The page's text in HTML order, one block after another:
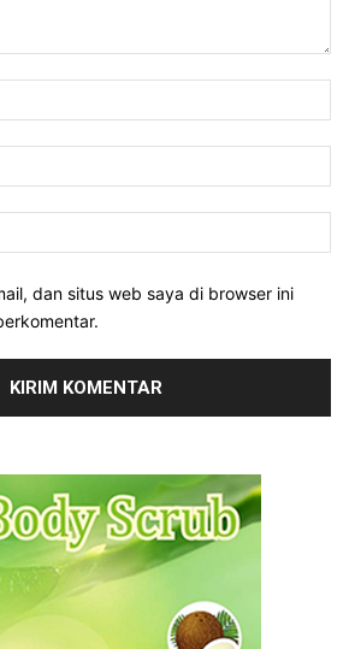
dan situs web saya di browser ini